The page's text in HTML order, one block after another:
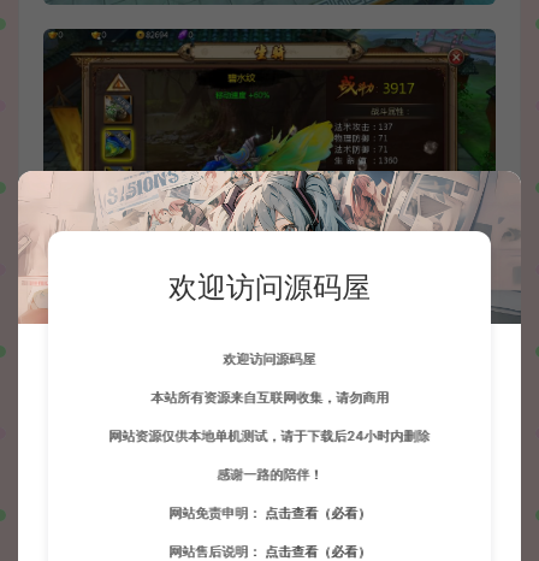
欢迎访问源码屋
欢迎访问源码屋
本站所有资源来自互联网收集，请勿商用
网站资源仅供本地单机测试，请于下载后24小时内删除
感谢一路的陪伴！
网站免责申明： 点击查看（必看）
网站售后说明： 点击查看（必看）